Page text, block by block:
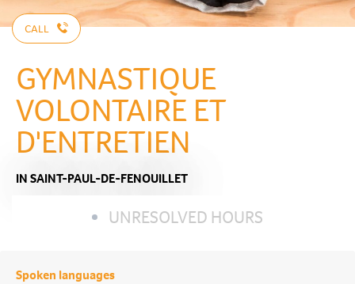
CALL
GYMNASTIQUE
VOLONTAIRE ET
D'ENTRETIEN
IN SAINT-PAUL-DE-FENOUILLET
UNRESOLVED HOURS
Spoken languages